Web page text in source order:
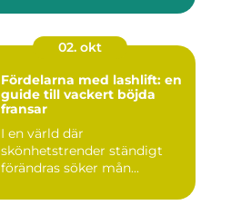
02. okt
Fördelarna med lashlift: en
guide till vackert böjda
fransar
I en värld där
skönhetstrender ständigt
förändras söker mån...